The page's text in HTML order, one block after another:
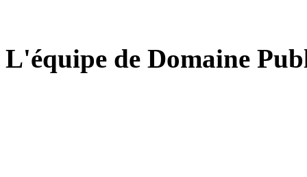
L'équipe de Domaine